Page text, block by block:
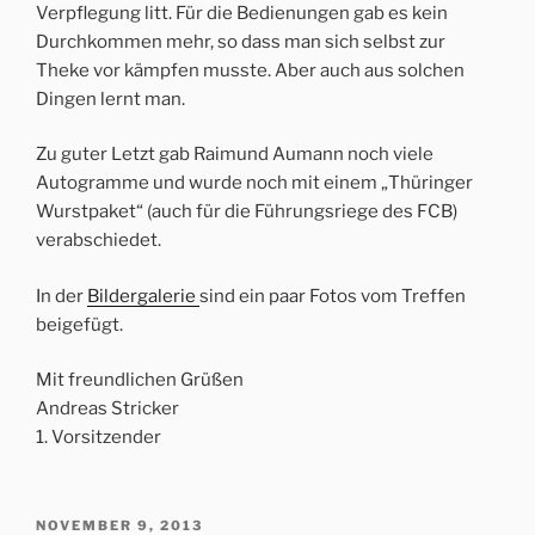
Verpflegung litt. Für die Bedienungen gab es kein
Durchkommen mehr, so dass man sich selbst zur
Theke vor kämpfen musste. Aber auch aus solchen
Dingen lernt man.
Zu guter Letzt gab Raimund Aumann noch viele
Autogramme und wurde noch mit einem „Thüringer
Wurstpaket“ (auch für die Führungsriege des FCB)
verabschiedet.
In der Bildergalerie sind ein paar Fotos vom Treffen
beigefügt.
Mit freundlichen Grüßen
Andreas Stricker
1. Vorsitzender
VERÖFFENTLICHT
NOVEMBER 9, 2013